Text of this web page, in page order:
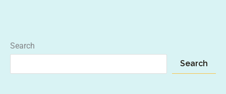
Search
Search